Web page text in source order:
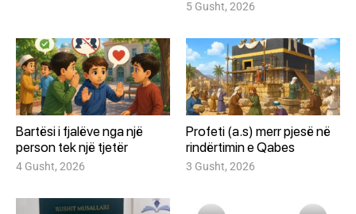
5 Gusht, 2026
Bartësi i fjalëve nga një
person tek një tjetër
4 Gusht, 2026
Profeti (a.s) merr pjesë në
rindërtimin e Qabes
3 Gusht, 2026